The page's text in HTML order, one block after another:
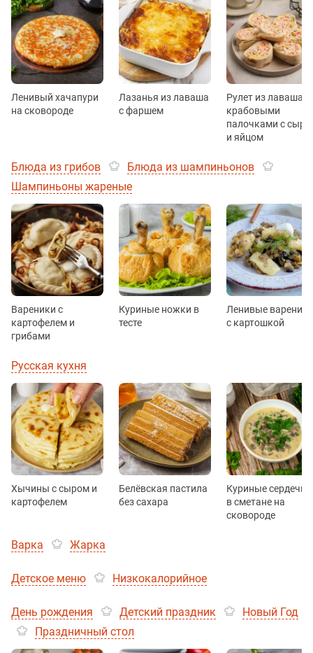
Ленивый хачапури
на сковороде
Лазанья из лаваша
с фаршем
Рулет из лаваша с
крабовыми
палочками с
и яйцом
Блюда из грибов
Блюда из шампиньонов
Шампиньоны жареные
Вареники с
картофелем и
грибами
Куриные ножки в
тесте
Ленивые вареники
с картошкой
Русская кухня
Хычины с сыром и
картофелем
Белёвская пастила
без сахара
Куриные сердечки
в сметане на
сковороде
Варка Жарка
Детское меню Низкокалорийное
День рождения Детский праздник
Новый Год
Праздничный стол